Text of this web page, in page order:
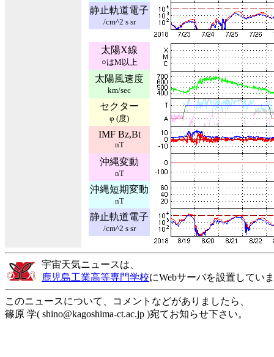
静止軌道電子
/cm^2 s sr
太陽X線
○はM以上
太陽風速度
km/sec
セクター
φ (度)
IMF Bz,Bt
nT
沖縄変動
nT
沖縄短期変動
nT
静止軌道電子
/cm^2 s sr
宇宙天気ニュースは、
鹿児島工業高等専門学校にWebサーバを設置してい
このニュースについて、コメントなどがありましたら、
篠原 学( shino@kagoshima-ct.ac.jp )宛てお知らせ下さい。